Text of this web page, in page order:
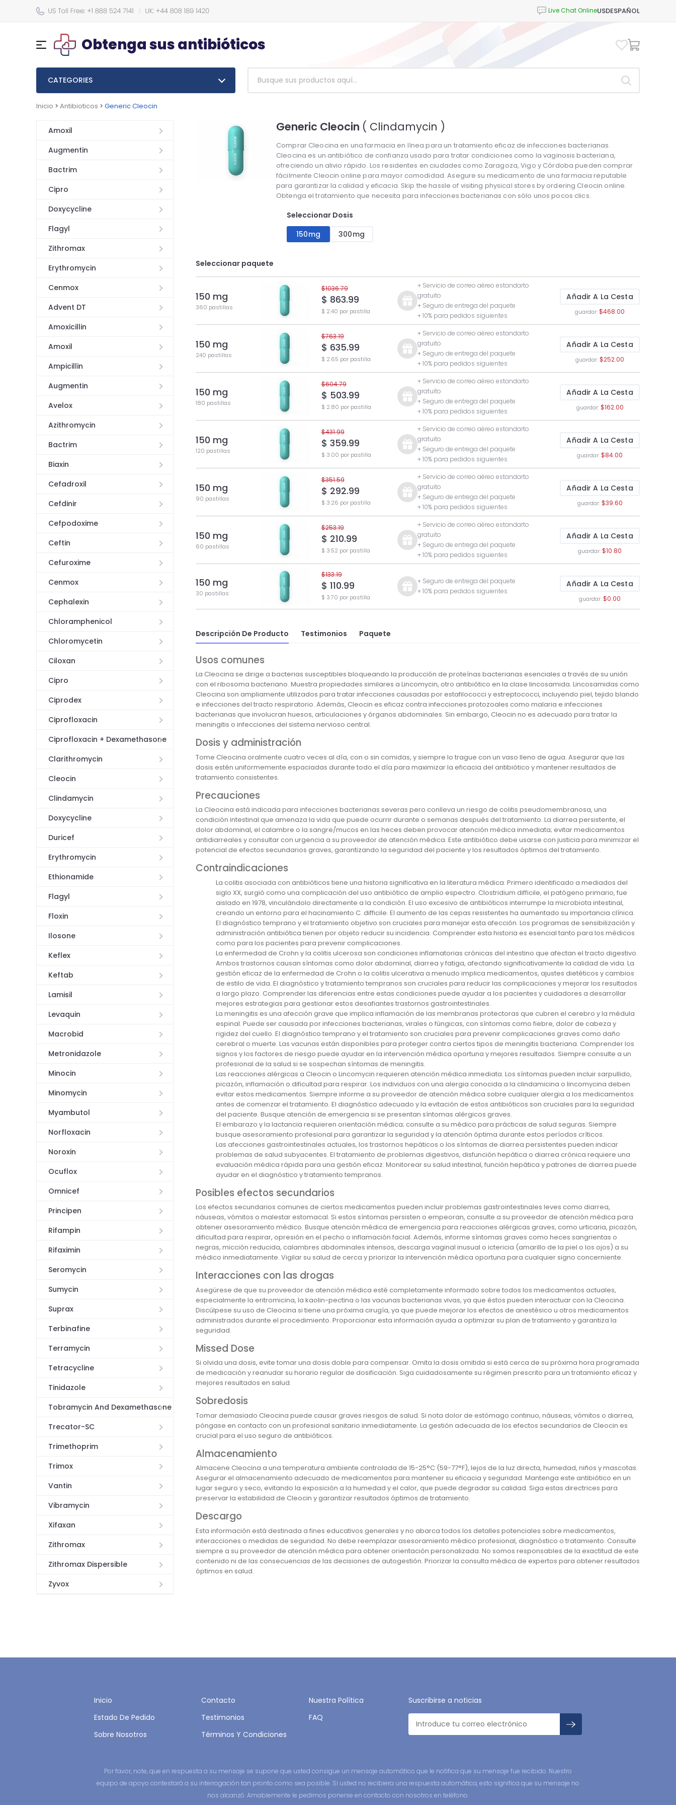
USDESPAÑOL
Obtenga sus antibióticos
CATEGORIES
Inicio > Antibioticos > Generic Cleocin
Amoxil
Augmentin
Bactrim
Cipro
Doxycycline
Flagyl
Zithromax
Erythromycin
Cenmox
Advent DT
Amoxicillin
Amoxil
Ampicillin
Augmentin
Avelox
Azithromycin
Bactrim
Biaxin
Cefadroxil
Cefdinir
Cefpodoxime
Ceftin
Cefuroxime
Cenmox
Cephalexin
Chloramphenicol
Chloromycetin
Ciloxan
Cipro
Ciprodex
Ciprofloxacin
Ciprofloxacin + Dexamethasone
Clarithromycin
Cleocin
Clindamycin
Doxycycline
Duricef
Erythromycin
Ethionamide
Flagyl
Floxin
Ilosone
Keflex
Keftab
Lamisil
Levaquin
Macrobid
Metronidazole
Minocin
Minomycin
Myambutol
Norfloxacin
Noroxin
Ocuflox
Omnicef
Principen
Rifampin
Rifaximin
Seromycin
Sumycin
Suprax
Terbinafine
Terramycin
Tetracycline
Tinidazole
Tobramycin And Dexamethasone
Trecator-SC
Trimethoprim
Trimox
Vantin
Vibramycin
Xifaxan
Zithromax
Zithromax Dispersible
Zyvox
Generic Cleocin ( Clindamycin )
Comprar Cleocina en una farmacia en línea para un tratamiento eficaz de infecciones bacterianas.
Cleocina es un antibiótico de confianza usado para tratar condiciones como la vaginosis bacteriana,
ofreciendo un alivio rápido. Los residentes en ciudades como Zaragoza, Vigo y Córdoba pueden comprar
fácilmente Cleocin online para mayor comodidad. Asegure su medicamento de una farmacia reputable
para garantizar la calidad y eficacia. Skip the hassle of visiting physical stores by ordering Cleocin online.
Obtenga el tratamiento que necesita para infecciones bacterianas con sólo unos pocos clics.
Seleccionar Dosis
150mg
300mg
Seleccionar paquete
150 mg
360 pastillas
$1036.79
$ 863.99
$ 2.40 por pastilla
+ Servicio de correo aéreo estandarto
gratuito
+ Seguro de entrega del paquete
+ 10% para pedidos siguientes
Añadir A La Cesta
guardar:$468.00
150 mg
240 pastillas
$763.19
$ 635.99
$ 2.65 por pastilla
+ Servicio de correo aéreo estandarto
gratuito
+ Seguro de entrega del paquete
+ 10% para pedidos siguientes
Añadir A La Cesta
guardar:$252.00
150 mg
180 pastillas
$604.79
$ 503.99
$ 2.80 por pastilla
+ Servicio de correo aéreo estandarto
gratuito
+ Seguro de entrega del paquete
+ 10% para pedidos siguientes
Añadir A La Cesta
guardar:$162.00
150 mg
120 pastillas
$431.99
$ 359.99
$ 3.00 por pastilla
+ Servicio de correo aéreo estandarto
gratuito
+ Seguro de entrega del paquete
+ 10% para pedidos siguientes
Añadir A La Cesta
guardar:$84.00
150 mg
90 pastillas
$351.59
$ 292.99
$ 3.26 por pastilla
+ Servicio de correo aéreo estandarto
gratuito
+ Seguro de entrega del paquete
+ 10% para pedidos siguientes
Añadir A La Cesta
guardar:$39.60
150 mg
60 pastillas
$253.19
$ 210.99
$ 3.52 por pastilla
+ Servicio de correo aéreo estandarto
gratuito
+ Seguro de entrega del paquete
+ 10% para pedidos siguientes
Añadir A La Cesta
guardar:$10.80
150 mg
30 pastillas
$133.19
$ 110.99
$ 3.70 por pastilla
+ Seguro de entrega del paquete
+ 10% para pedidos siguientes
Añadir A La Cesta
guardar:$0.00
Descripción De Producto Testimonios Paquete
Usos comunes
La Cleocina se dirige a bacterias susceptibles bloqueando la producción de proteínas bacterianas esenciales a través de su unión
con el ribosoma bacteriano. Muestra propiedades similares a Lincomycin, otro antibiótico en la clase lincosamida. Lincosamidas como
Cleocina son ampliamente utilizados para tratar infecciones causadas por estafilococci y estreptococci, incluyendo piel, tejido blando
e infecciones del tracto respiratorio. Además, Cleocin es eficaz contra infecciones protozoales como malaria e infecciones
bacterianas que involucran huesos, articulaciones y órganos abdominales. Sin embargo, Cleocin no es adecuado para tratar la
meningitis o infecciones del sistema nervioso central.
Dosis y administración
Tome Cleocina oralmente cuatro veces al día, con o sin comidas, y siempre lo trague con un vaso lleno de agua. Asegurar que las
dosis estén uniformemente espaciadas durante todo el día para maximizar la eficacia del antibiótico y mantener resultados de
tratamiento consistentes.
Precauciones
La Cleocina está indicada para infecciones bacterianas severas pero conlleva un riesgo de colitis pseudomembranosa, una
condición intestinal que amenaza la vida que puede ocurrir durante o semanas después del tratamiento. La diarrea persistente, el
dolor abdominal, el calambre o la sangre/mucos en las heces deben provocar atención médica inmediata; evitar medicamentos
antidiarreales y consultar con urgencia a su proveedor de atención médica. Este antibiótico debe usarse con justicia para minimizar el
potencial de efectos secundarios graves, garantizando la seguridad del paciente y los resultados óptimos del tratamiento.
Contraindicaciones
La colitis asociada con antibióticos tiene una historia significativa en la literatura médica. Primero identificado a mediados del
siglo XX, surgió como una complicación del uso antibiótico de amplio espectro. Clostridium difficile, el patógeno primario, fue
aislado en 1978, vinculándolo directamente a la condición. El uso excesivo de antibióticos interrumpe la microbiota intestinal,
creando un entorno para el hacinamiento C. difficile. El aumento de las cepas resistentes ha aumentado su importancia clínica.
El diagnóstico temprano y el tratamiento objetivo son cruciales para manejar esta afección. Los programas de sensibilización y
administración antibiótica tienen por objeto reducir su incidencia. Comprender esta historia es esencial tanto para los médicos
como para los pacientes para prevenir complicaciones.
La enfermedad de Crohn y la colitis ulcerosa son condiciones inflamatorias crónicas del intestino que afectan el tracto digestivo.
Ambos trastornos causan síntomas como dolor abdominal, diarrea y fatiga, afectando significativamente la calidad de vida. La
gestión eficaz de la enfermedad de Crohn o la colitis ulcerativa a menudo implica medicamentos, ajustes dietéticos y cambios
de estilo de vida. El diagnóstico y tratamiento tempranos son cruciales para reducir las complicaciones y mejorar los resultados
a largo plazo. Comprender las diferencias entre estas condiciones puede ayudar a los pacientes y cuidadores a desarrollar
mejores estrategias para gestionar estos desafiantes trastornos gastrointestinales.
La meningitis es una afección grave que implica inflamación de las membranas protectoras que cubren el cerebro y la médula
espinal. Puede ser causada por infecciones bacterianas, virales o fúngicas, con síntomas como fiebre, dolor de cabeza y
rigidez del cuello. El diagnóstico temprano y el tratamiento son cruciales para prevenir complicaciones graves como daño
cerebral o muerte. Las vacunas están disponibles para proteger contra ciertos tipos de meningitis bacteriana. Comprender los
signos y los factores de riesgo puede ayudar en la intervención médica oportuna y mejores resultados. Siempre consulte a un
profesional de la salud si se sospechan síntomas de meningitis.
Las reacciones alérgicas a Cleocin o Lincomycin requieren atención médica inmediata. Los síntomas pueden incluir sarpullido,
picazón, inflamación o dificultad para respirar. Los individuos con una alergia conocida a la clindamicina o lincomycina deben
evitar estos medicamentos. Siempre informe a su proveedor de atención médica sobre cualquier alergia a los medicamentos
antes de comenzar el tratamiento. El diagnóstico adecuado y la evitación de estos antibióticos son cruciales para la seguridad
del paciente. Busque atención de emergencia si se presentan síntomas alérgicos graves.
El embarazo y la lactancia requieren orientación médica; consulte a su médico para prácticas de salud seguras. Siempre
busque asesoramiento profesional para garantizar la seguridad y la atención óptima durante estos períodos críticos.
Las afecciones gastrointestinales actuales, los trastornos hepáticos o los síntomas de diarrea persistentes pueden indicar
problemas de salud subyacentes. El tratamiento de problemas digestivos, disfunción hepática o diarrea crónica requiere una
evaluación médica rápida para una gestión eficaz. Monitorear su salud intestinal, función hepática y patrones de diarrea puede
ayudar en el diagnóstico y tratamiento tempranos.
Posibles efectos secundarios
Los efectos secundarios comunes de ciertos medicamentos pueden incluir problemas gastrointestinales leves como diarrea,
náuseas, vómitos o malestar estomacal. Si estos síntomas persisten o empeoran, consulte a su proveedor de atención médica para
obtener asesoramiento médico. Busque atención médica de emergencia para reacciones alérgicas graves, como urticaria, picazón,
dificultad para respirar, opresión en el pecho o inflamación facial. Además, informe síntomas graves como heces sangrientas o
negras, micción reducida, calambres abdominales intensos, descarga vaginal inusual o ictericia (amarillo de la piel o los ojos) a su
médico inmediatamente. Vigilar su salud de cerca y priorizar la intervención médica oportuna para cualquier signo concerniente.
Interacciones con las drogas
Asegúrese de que su proveedor de atención médica esté completamente informado sobre todos los medicamentos actuales,
especialmente la eritromicina, la kaolin-pectina o las vacunas bacterianas vivas, ya que éstos pueden interactuar con la Cleocina.
Discúlpese su uso de Cleocina si tiene una próxima cirugía, ya que puede mejorar los efectos de anestésico u otros medicamentos
administrados durante el procedimiento. Proporcionar esta información ayuda a optimizar su plan de tratamiento y garantiza la
seguridad.
Missed Dose
Si olvida una dosis, evite tomar una dosis doble para compensar. Omita la dosis omitida si está cerca de su próxima hora programada
de medicación y reanudar su horario regular de dosificación. Siga cuidadosamente su régimen prescrito para un tratamiento eficaz y
mejores resultados en salud.
Sobredosis
Tomar demasiado Cleocina puede causar graves riesgos de salud. Si nota dolor de estómago continuo, náuseas, vómitos o diarrea,
póngase en contacto con un profesional sanitario inmediatamente. La gestión adecuada de los efectos secundarios de Cleocin es
crucial para el uso seguro de antibióticos.
Almacenamiento
Almacene Cleocina a una temperatura ambiente controlada de 15-25°C (59-77°F), lejos de la luz directa, humedad, niños y mascotas.
Asegurar el almacenamiento adecuado de medicamentos para mantener su eficacia y seguridad. Mantenga este antibiótico en un
lugar seguro y seco, evitando la exposición a la humedad y el calor, que puede degradar su calidad. Siga estas directrices para
preservar la estabilidad de Cleocin y garantizar resultados óptimos de tratamiento.
Descargo
Esta información está destinada a fines educativos generales y no abarca todos los detalles potenciales sobre medicamentos,
interacciones o medidas de seguridad. No debe reemplazar asesoramiento médico profesional, diagnóstico o tratamiento. Consulte
siempre a su proveedor de atención médica para obtener orientación personalizada. No somos responsables de la exactitud de este
contenido ni de las consecuencias de las decisiones de autogestión. Priorizar la consulta médica de expertos para obtener resultados
óptimos en salud.
Inicio Contacto
Nuestra Política
Estado De Pedido
Testimonios
FAQ
Sobre Nosotros
Términos Y Condiciones
Suscribirse a noticias
Por favor, note, que en respuesta a su mensaje se supone que usted consigue un mensaje automático que le notifica que su mensaje fue recibido. Nuestro
equipo de apoyo contestará a su interrogación tan pronto como sea posible. Si usted no recibiera una respuesta automática, esto significa que su mensaje no
nos alcanzó. Amablemente le pedimos ponerse en contacto con nosotros en teléfono.